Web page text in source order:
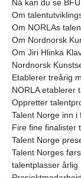
Nå kan du se
Om
Om NORLAs
Om Nordnorsk
Om Jiri Hlinka
Nordnorsk
Etablerer treårig
NORLA etablerer
Oppretter
Talent Norge inn i
Fire fine finalister
Talent Norge
Talent Norges
talentplasser årlig